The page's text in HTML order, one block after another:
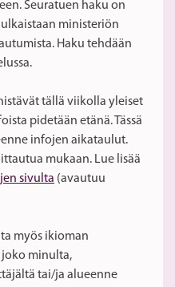
Seuratuen haku on
ministeriön
Haku tehdään
tällä viikolla yleiset
pidetään etänä. Tässä
infojen aikataulut.
mukaan. Lue lisää
sivulta (avautuu
myös ikioman
joko minulta,
tai/ja alueenne